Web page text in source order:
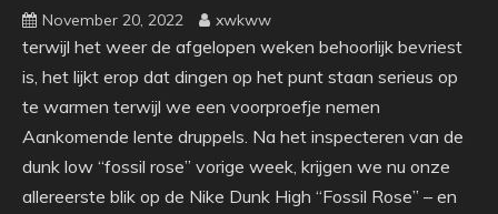
November 20, 2022 xwkww
terwijl het weer de afgelopen weken behoorlijk bevriest
is, het lijkt erop dat dingen op het punt staan ​​serieus op
te warmen terwijl we een voorproefje nemen
Aankomende lente druppels. Na het inspecteren van de
dunk low “fossil rose” vorige week, krijgen we nu onze
allereerste blik op de Nike Dunk High “Fossil Rose” – en